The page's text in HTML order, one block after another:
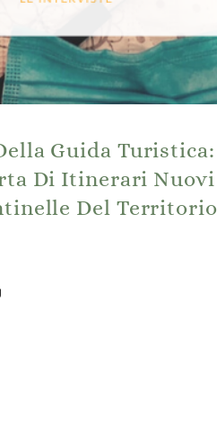
Guida Turistica:
Di Itinerari Nuovi
Del Territorio